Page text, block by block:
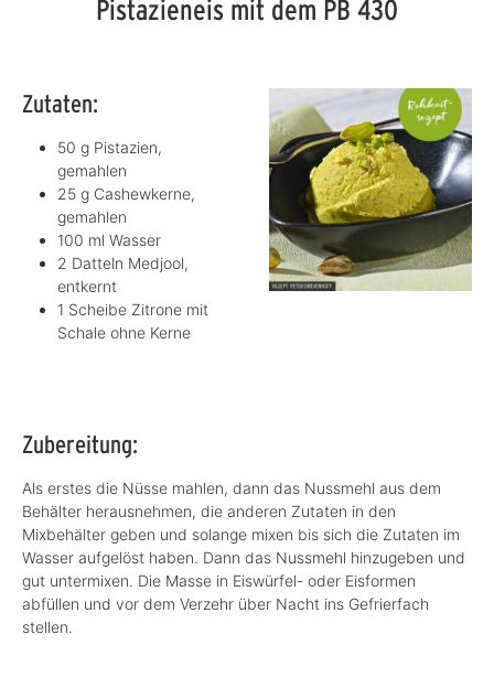
Pistazieneis mit dem PB 430
Zutaten:
50 g Pistazien,
gemahlen
25 g Cashewkerne,
gemahlen
100 ml Wasser
2 Datteln Medjool,
entkernt
1 Scheibe Zitrone mit
Schale ohne Kerne
Zubereitung:
Als erstes die Nüsse mahlen, dann das Nussmehl aus dem
Behälter herausnehmen, die anderen Zutaten in den
Mixbehälter geben und solange mixen bis sich die Zutaten im
Wasser aufgelöst haben. Dann das Nussmehl hinzugeben und
gut untermixen. Die Masse in Eiswürfel- oder Eisformen
abfüllen und vor dem Verzehr über Nacht ins Gefrierfach
stellen.